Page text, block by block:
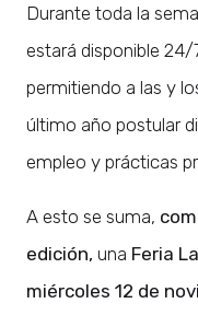
Durante toda la
estará disponible 24/
permitiendo a las y
último año postular
empleo y prácticas
A esto se suma,
edición, una Feria
miércoles 12 de